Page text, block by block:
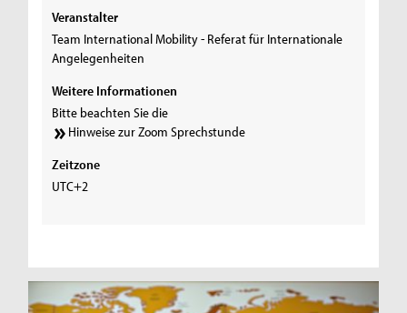
Veranstalter
Team International Mobility - Referat für Internationale
Angelegenheiten
Weitere Informationen
Bitte beachten Sie die
Hinweise zur Zoom Sprechstunde
Zeitzone
UTC+2